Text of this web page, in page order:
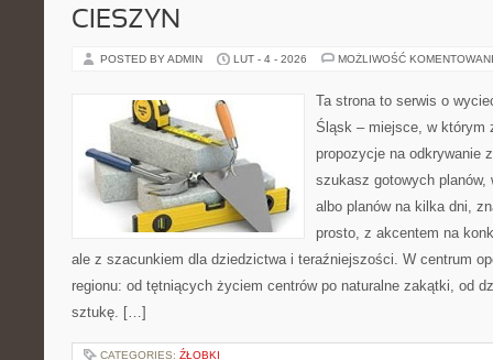
CIESZYN
POSTED BY ADMIN LUT - 4 - 2026 MOŻLIWOŚĆ
Ta strona to serwis o
Śląsk – miejsce, w którym
propozycje na odkrywanie
szukasz gotowych
albo planów na kilka dni,
prosto, z akcentem na
ale z szacunkiem dla dziedzictwa i teraźniejszości. W centrum
regionu: od tętniących życiem centrów po naturalne zakątki, od
sztukę. […]
CATEGORIES: ŹŁOBKI